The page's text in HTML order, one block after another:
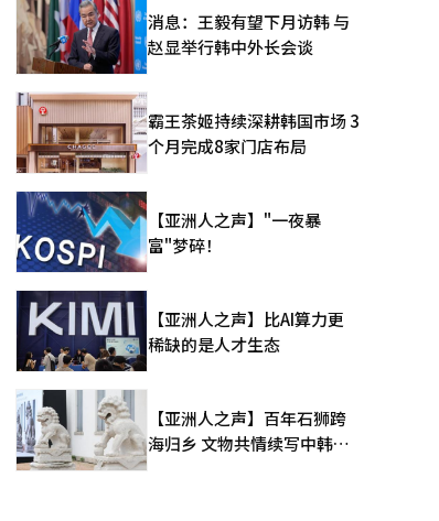
消息：王毅有望下月访韩 与
赵显举行韩中外长会谈
霸王茶姬持续深耕韩国市场 3
个月完成8家门店布局
【亚洲人之声】"一夜暴
富"梦碎！
【亚洲人之声】比AI算力更
稀缺的是人才生态
【亚洲人之声】百年石狮跨
海归乡 文物共情续写中韩人